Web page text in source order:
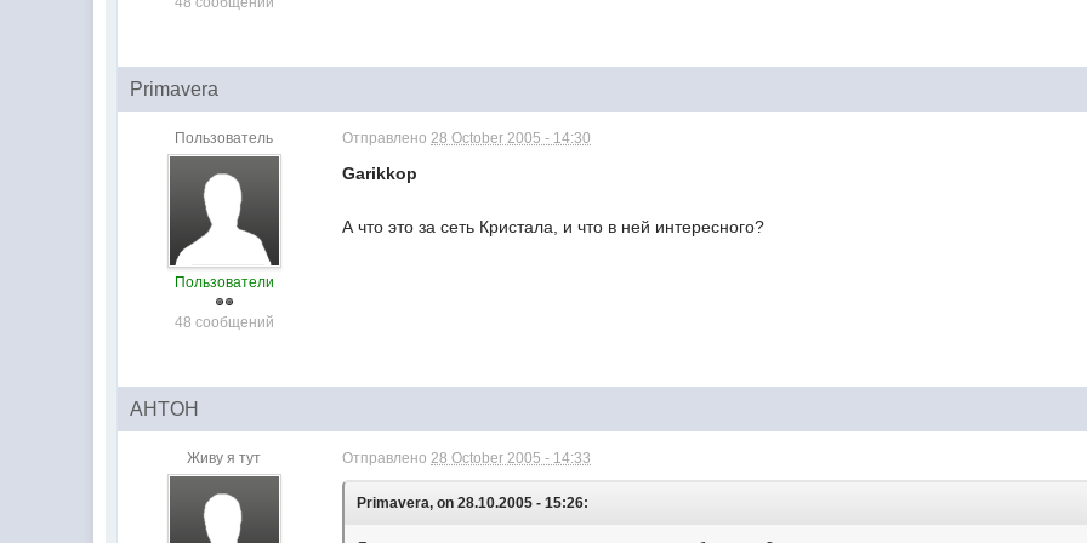
Primavera
Пользователь
Пользователи
48 сообщений
Отправлено28 October 2005 - 14:30
Garikkop
А что это за сеть Кристала, и что в ней интересного?
AHTOH
Живу я тут Отправлено28 October 2005 - 14:33
Primavera, on 28.10.2005 - 15:26: